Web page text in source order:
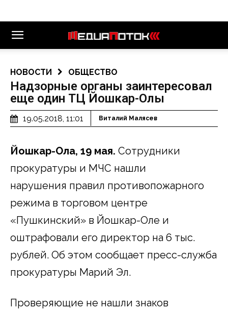
НОВОСТИ ОБЩЕСТВО
Надзорные органы заинтересовал
еще один ТЦ Йошкар-Олы
19.05.2018, 11:01 Виталий Малясев
Йошкар-Ола, 19 мая. Сотрудники
прокуратуры и МЧС нашли
нарушения правил противопожарного
режима в торговом центре
«Пушкинский» в Йошкар-Оле и
оштрафовали его директор на 6 тыс.
рублей. Об этом сообщает пресс-служба
прокуратуры Марий Эл.
Проверяющие не нашли знаков